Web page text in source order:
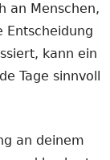
an Menschen,
Entscheidung
kann ein
Tage sinnvoll
an deinem